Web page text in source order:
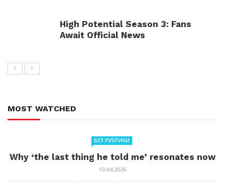
High Potential Season 3: Fans
Await Official News
MOST WATCHED
БЕЗ РУБРИКИ
Why ‘the last thing he told me’ resonates now
10.04.2026